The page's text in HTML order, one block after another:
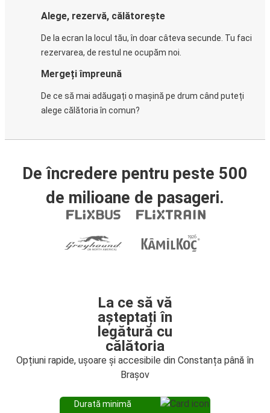
Alege, rezervă, călătorește
De la ecran la locul tău, în doar câteva secunde. Tu faci
rezervarea, de restul ne ocupăm noi.
Mergeți împreună
De ce să mai adăugați o mașină pe drum când puteți
alege călătoria în comun?
De încredere pentru peste 500
de milioane de pasageri.
La ce să vă
așteptați în
legătură cu
călătoria
Opțiuni rapide, ușoare și accesibile din Constanța până în
Brașov
Durată minimă